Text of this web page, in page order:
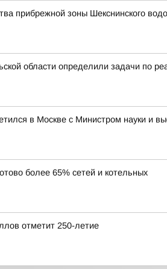
прибрежной зоны Шекснинского
области определили задачи по
в Москве с Министром науки и
более 65% сетей и котельных
отметит 250-летие